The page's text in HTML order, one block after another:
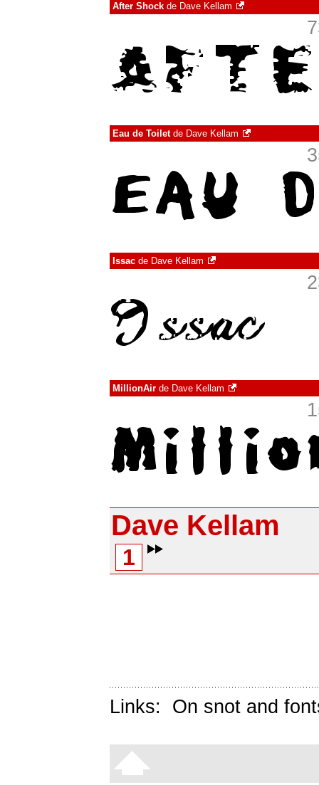
After Shock de Dave Kellam
Eau de Toiletde Dave Kellam
Issac de Dave Kellam
MillionAir de Dave Kellam
Dave Kellam
1
Links: On snot and